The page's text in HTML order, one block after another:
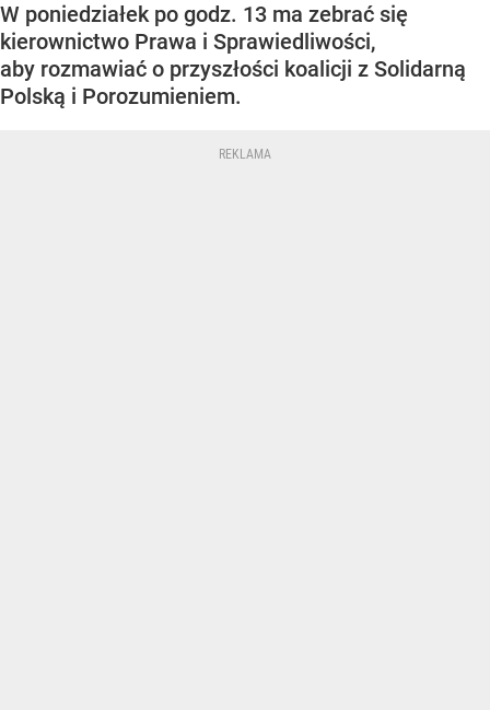
W poniedziałek po godz. 13 ma zebrać się
kierownictwo Prawa i Sprawiedliwości,
aby rozmawiać o przyszłości koalicji z Solidarną
Polską i Porozumieniem.